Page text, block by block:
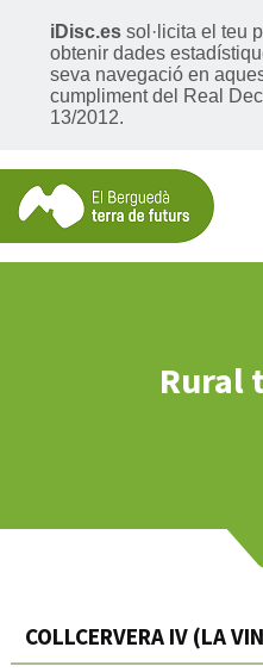
iDisc.es sol·licita el teu
obtenir dades
seva navegació en
cumpliment del Real
13/2012.
Rural
COLLCERVERA IV (LA